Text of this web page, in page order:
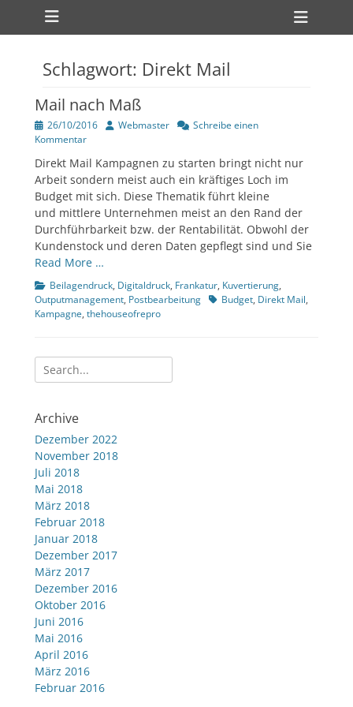
zum
Inhalt
Primärmenü
Schlagwort: Direkt Mail
Mail nach Maß
Veröffentlicht
am
26/10/2016 Author
Webmaster
Schreibe einen
Kommentar
Direkt Mail Kampagnen zu starten bringt nicht nur
Arbeit sondern meist auch ein kräftiges Loch im
Budget mit sich. Diese Thematik führt kleine
und mittlere Unternehmen meist an den Rand der
Durchführbarkeit bzw. der Rentabilität. Obwohl der
Kundenstock und deren Daten gepflegt sind und Sie
Read More …
Kategorien
Beilagendruck, Digitaldruck, Frankatur, Kuvertierung,
Outputmanagement, Postbearbeitung TagsBudget, Direkt Mail,
Kampagne, thehouseofrepro
Suche
nach:
Archive
Dezember 2022
November 2018
Juli 2018
Mai 2018
März 2018
Februar 2018
Januar 2018
Dezember 2017
März 2017
Dezember 2016
Oktober 2016
Juni 2016
Mai 2016
April 2016
März 2016
Februar 2016